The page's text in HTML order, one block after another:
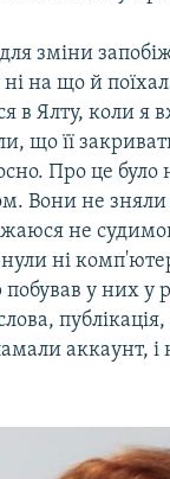
зміни
на що й
в Ялту, коли
що її
Про це було
Вони не
не
ні
побував у них
аккаунт,